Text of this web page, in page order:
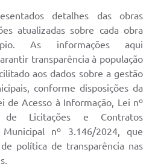
detalhes das obras
atualizadas sobre cada obra
As informações aqui
transparência à população
aos dados sobre a gestão
conforme disposições da
de Acesso à Informação, Lei nº
Licitações e Contratos
nº 3.146/2024, que
política de transparência nas